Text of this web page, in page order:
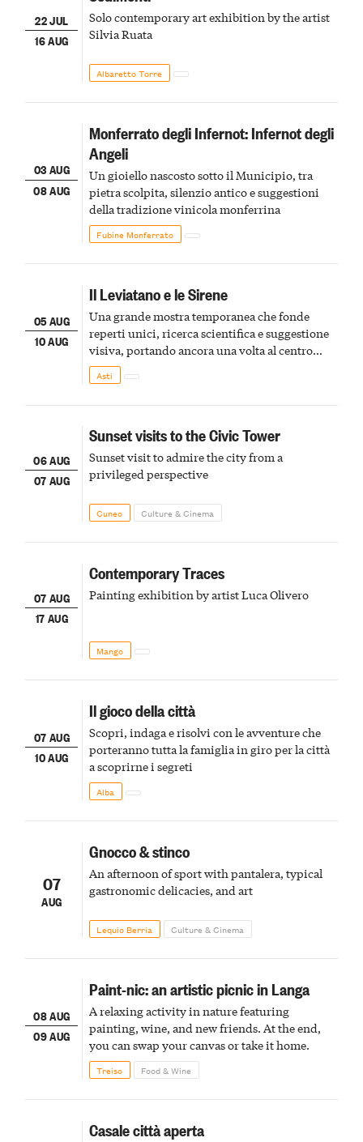
22 JUL
16 AUG
Solo contemporary art exhibition by the artist
Silvia Ruata
Albaretto Torre
03 AUG
08 AUG
Monferrato degli Infernot: Infernot degli
Angeli
Un gioiello nascosto sotto il Municipio, tra
pietra scolpita, silenzio antico e suggestioni
della tradizione vinicola monferrina
Fubine Monferrato
05 AUG
10 AUG
Il Leviatano e le Sirene
Una grande mostra temporanea che fonde
reperti unici, ricerca scientifica e suggestione
visiva, portando ancora una volta al centro
della scena le meraviglie del passato astigiano
Asti
06 AUG
07 AUG
Sunset visits to the Civic Tower
Sunset visit to admire the city from a
privileged perspective
Cuneo Culture & Cinema
07 AUG
17 AUG
Contemporary Traces
Painting exhibition by artist Luca Olivero
Mango
07 AUG
10 AUG
Il gioco della città
Scopri, indaga e risolvi con le avventure che
porteranno tutta la famiglia in giro per la città
a scoprirne i segreti
Alba
07
AUG
Gnocco & stinco
An afternoon of sport with pantalera, typical
gastronomic delicacies, and art
Lequio Berria Culture & Cinema
08 AUG
09 AUG
Paint-nic: an artistic picnic in Langa
A relaxing activity in nature featuring
painting, wine, and new friends. At the end,
you can swap your canvas or take it home.
Treiso Food & Wine
Casale città aperta